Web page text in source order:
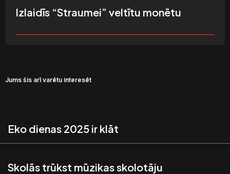
Izlaidīs “Straumei” veltītu monētu
Jums šis arī varētu interesēt
Eko dienas 2025 ir klāt
Skolās trūkst mūzikas skolotāju